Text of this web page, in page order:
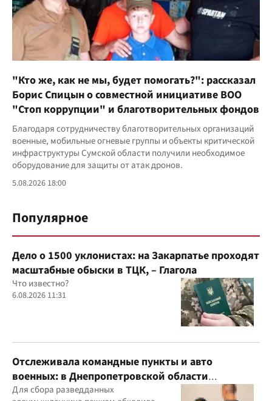
"Кто же, как не мы, будет помогать?": рассказал
Борис Спицын о совместной инициативе ВОО
"Стоп коррупции" и благотворительных фондов
Благодаря сотрудничеству благотворительных организаций
военные, мобильные огневые группы и объекты критической
инфраструктуры Сумской области получили необходимое
оборудование для защиты от атак дронов.
5.08.2026 18:00
Популярное
Дело о 1500 уклонистах: на Закарпатье проходят
масштабные обыски в ТЦК, – Глагола
Что известно?
6.08.2026 11:31
Отслеживала командные пункты и авто
военных: в Днепропетровской области
задержали агентку ФСБ
Для сбора разведданных